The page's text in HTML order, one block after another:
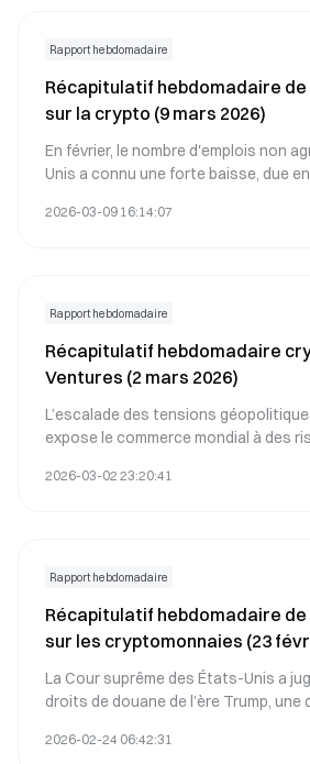
monétaire.
Rapport hebdomadaire
Récapitulatif hebdomadaire
sur la crypto (9 mars 2026)
En février, le nombre d'emplois non
Unis a connu une forte baisse, due
temporaires.
2026-03-09 16:14:07
Rapport hebdomadaire
Récapitulatif hebdomadaire
Ventures (2 mars 2026)
L’escalade des tensions
expose le commerce mondial à des
chaînes d’approvisionnement, une
2026-03-02 23:20:41
Rapport hebdomadaire
Récapitulatif hebdomadaire
sur les cryptomonnaies (23
La Cour suprême des États-Unis a
droits de douane de l’ère Trump, une
une hausse de la croissance
2026-02-24 06:42:31